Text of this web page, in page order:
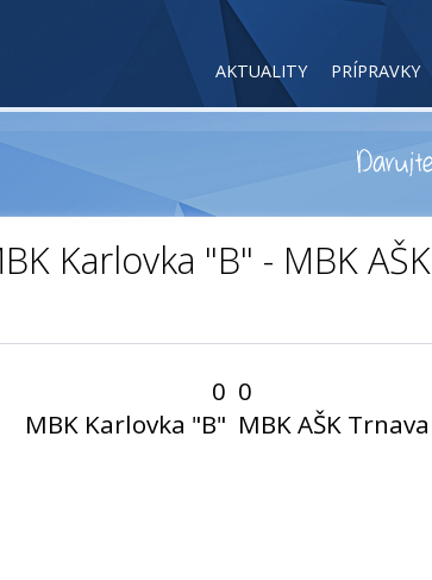
AKTUALITY PRÍPRAVKY
Karlovka "B" - MBK AŠK
0
MBK Karlovka "B"
0
MBK AŠK Trnava